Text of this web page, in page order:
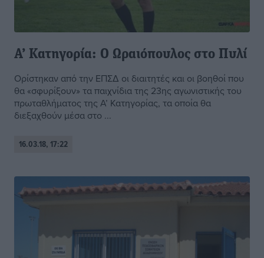
Α’ Κατηγορία: Ο Ωραιόπουλος στο Πυλί
Ορίστηκαν από την ΕΠΣΔ οι διαιτητές και οι βοηθοί που
θα «σφυρίξουν» τα παιχνίδια της 23ης αγωνιστικής του
πρωταθλήματος της Α’ Κατηγορίας, τα οποία θα
διεξαχθούν μέσα στο ...
16.03.18, 17:22